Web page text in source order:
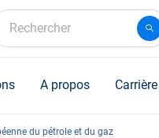
Rechercher
A propos Carrière
du pétrole et du gaz